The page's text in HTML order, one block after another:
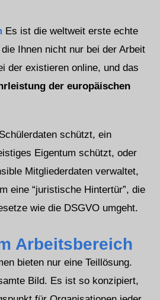
Es ist die weltweit erste echte
Ihnen nicht nur bei der Arbeit
derexistieren online, und das
der europäischen
schützt, ein
Eigentum schützt, oder
Mitgliederdaten verwaltet,
eine “juristische Hintertür”, die
wie die DSGVO umgeht.
Arbeitsbereich
bieten nur eine Teillösung.
Bild. Es ist so konzipiert,